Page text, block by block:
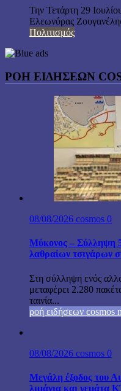
Την Τετάρτη 29
Ελεωνόρας
Πολιτισμός
ΡΟΗ ΕΙΔΗΣΕΩΝ
08/08/2026 cosmos 0
Μύκονος – Σύλληψη
λαθραίων τσιγάρων
Στη σύλληψη ενός
μεταφέρει 2.280
ταινία...
ροή ειδήσεων cosmos
08/08/2026 cosmos 0
Μεγάλη έξοδος του
λιμάνια και γεμάτα